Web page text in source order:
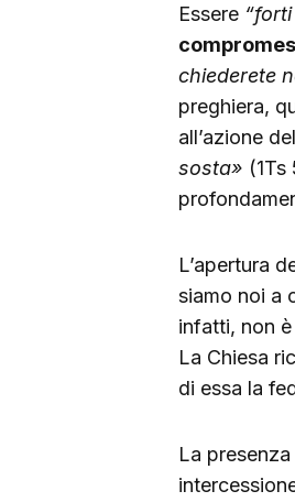
Essere
chiederete
preghiera,
all’azione
sosta»
L’apertura
siamo noi a
infatti, non
La Chiesa
di essa la
La